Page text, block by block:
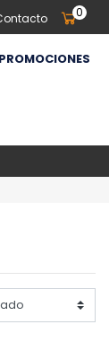
0
PROMOCIONES